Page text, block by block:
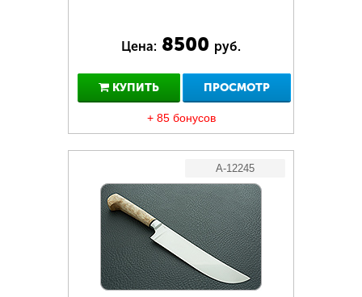
Цена: 8500 руб.
КУПИТЬ ПРОСМОТР
+ 85 бонусов
A-12245